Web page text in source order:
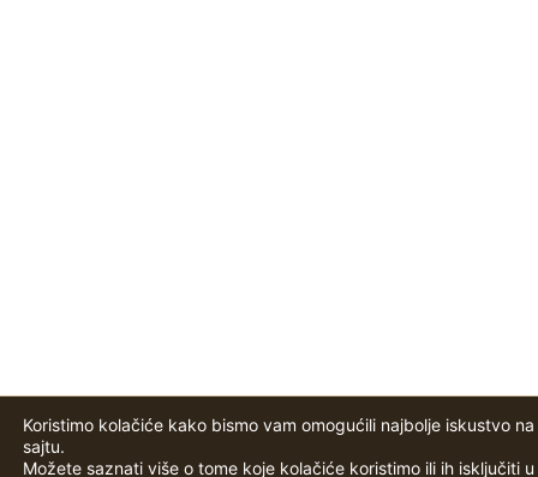
Koristimo kolačiće kako bismo vam omogućili najbolje iskustvo
sajtu.
Možete saznati više o tome koje kolačiće koristimo ili ih isključiti u